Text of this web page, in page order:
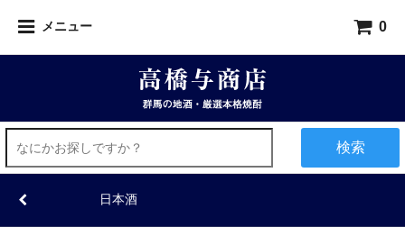
メニュー 0
検索
日本酒